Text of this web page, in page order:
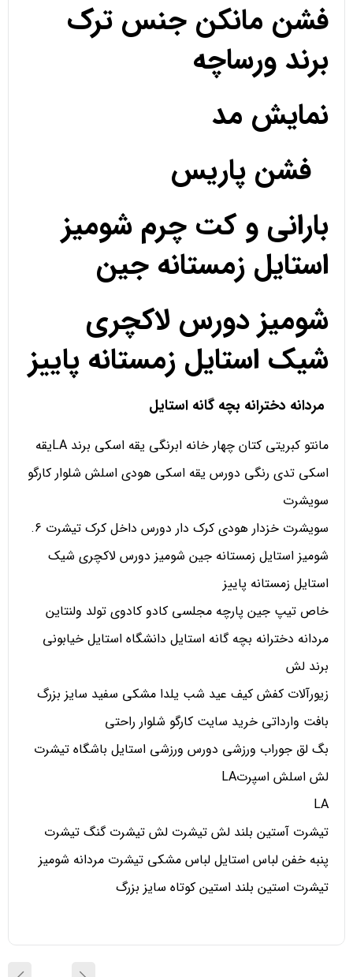
فشن مانکن جنس ترک
برند ورساچه
نمایش مد
فشن پاریس
بارانی و کت چرم شومیز
استایل زمستانه جین
شومیز دورس لاکچری
شیک استایل زمستانه پاییز
مردانه دخترانه بچه گانه استایل
مانتو کبریتی کتان چهار خانه ابرنگی یقه اسکی برند LAیقه
اسکی تدی رنگی دورس یقه اسکی هودی اسلش شلوار کارگو
سویشرت
سویشرت خزدار هودی کرک دار دورس داخل کرک تیشرت 6.
شومیز استایل زمستانه جین شومیز دورس لاکچری شیک
استایل زمستانه پاییز
خاص تیپ جین پارچه مجلسی کادو کادوی تولد ولنتاین
مردانه دخترانه بچه گانه استایل دانشگاه استایل خیابونی
برند لش
زیورآلات کفش کیف عید شب یلدا مشکی سفید سایز بزرگ
بافت وارداتی خرید سایت کارگو شلوار راحتی
بگ لق جوراب ورزشی دورس ورزشی استایل باشگاه تیشرت
لش اسلش اسپرتLA
LA
تیشرت آستین بلند لش تیشرت لش تیشرت گنگ تیشرت
پنبه خفن لباس استایل لباس مشکی تیشرت مردانه شومیز
تیشرت استین بلند استین کوتاه سایز بزرگ